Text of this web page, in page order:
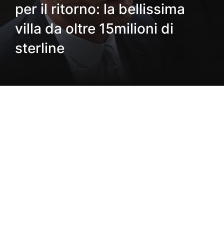
per il ritorno: la bellissima
villa da oltre 15milioni di
sterline